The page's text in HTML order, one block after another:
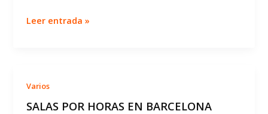
ASESORAMIENTO,
Leer entrada »
Varios
SALAS POR HORAS EN BARCELONA